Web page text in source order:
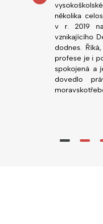
prostor.
několika
v r. 2019
vznikajícího
dodnes.
profese je i
spokojená a
dovedlo